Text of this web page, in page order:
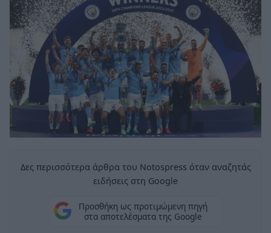
Δες περισσότερα άρθρα του Notospress όταν αναζητάς
ειδήσεις στη Google
Προσθήκη ως προτιμώμενη πηγή
στα αποτελέσματα της Google